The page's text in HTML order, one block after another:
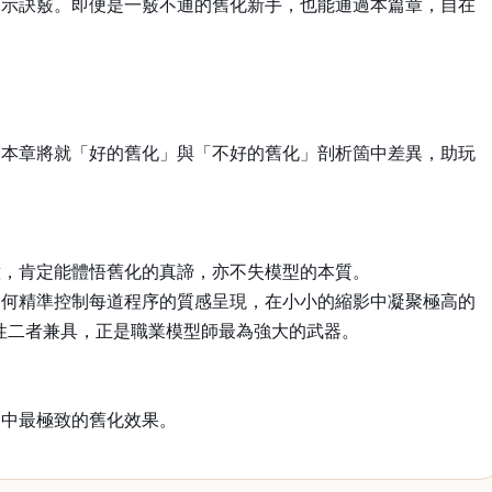
訣竅。即便是一竅不通的舊化新手，也能通過本篇章，自在
章將就「好的舊化」與「不好的舊化」剖析箇中差異，助玩
肯定能體悟舊化的真諦，亦不失模型的本質。
精準控制每道程序的質感呈現，在小小的縮影中凝聚極高的
者兼具，正是職業模型師最為強大的武器。
最極致的舊化效果。